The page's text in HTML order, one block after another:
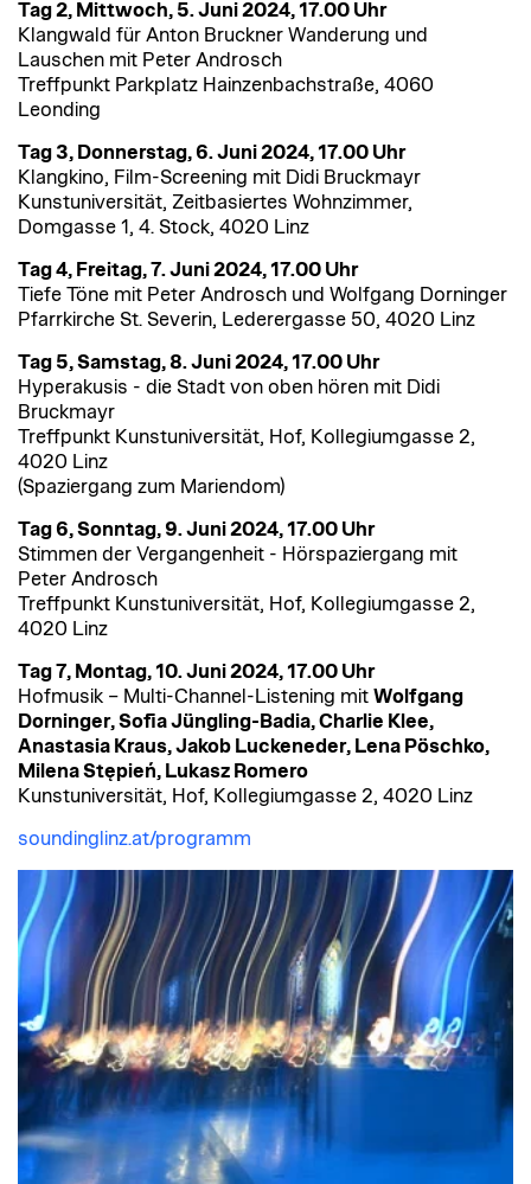
Tag 2, Mittwoch, 5. Juni 2024, 17.00 Uhr
Klangwald für Anton Bruckner Wanderung und
Lauschen mit Peter Androsch
Treffpunkt Parkplatz Hainzenbachstraße, 4060
Leonding
Tag 3, Donnerstag, 6. Juni 2024, 17.00 Uhr
Klangkino, Film-Screening mit Didi Bruckmayr
Kunstuniversität, Zeitbasiertes Wohnzimmer,
Domgasse 1, 4. Stock, 4020 Linz
Tag 4, Freitag, 7. Juni 2024, 17.00 Uhr
Tiefe Töne mit Peter Androsch und Wolfgang Dorninger
Pfarrkirche St. Severin, Lederergasse 50, 4020 Linz
Tag 5, Samstag, 8. Juni 2024, 17.00 Uhr
Hyperakusis - die Stadt von oben hören mit Didi
Bruckmayr
Treffpunkt Kunstuniversität, Hof, Kollegiumgasse 2,
4020 Linz
(Spaziergang zum Mariendom)
Tag 6, Sonntag, 9. Juni 2024, 17.00 Uhr
Stimmen der Vergangenheit - Hörspaziergang mit
Peter Androsch
Treffpunkt Kunstuniversität, Hof, Kollegiumgasse 2,
4020 Linz
Tag 7, Montag, 10. Juni 2024, 17.00 Uhr
Hofmusik – Multi-Channel-Listening mit Wolfgang
Dorninger, Sofia Jüngling-Badia, Charlie Klee,
Anastasia Kraus, Jakob Luckeneder, Lena Pöschko,
Milena Stępień, Lukasz Romero
Kunstuniversität, Hof, Kollegiumgasse 2, 4020 Linz
soundinglinz.at/programm